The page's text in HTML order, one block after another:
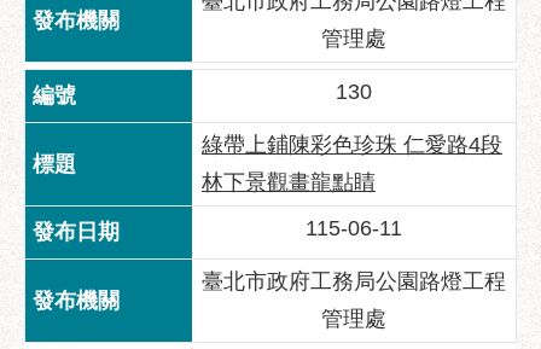
府
站
資
料
開
放
宣
告
私
權
管理處
130
綠帶上鋪陳彩色珍珠 仁愛路4段
林下景觀畫龍點睛
115-06-11
臺北市政府工務局公園路燈工程
管理處